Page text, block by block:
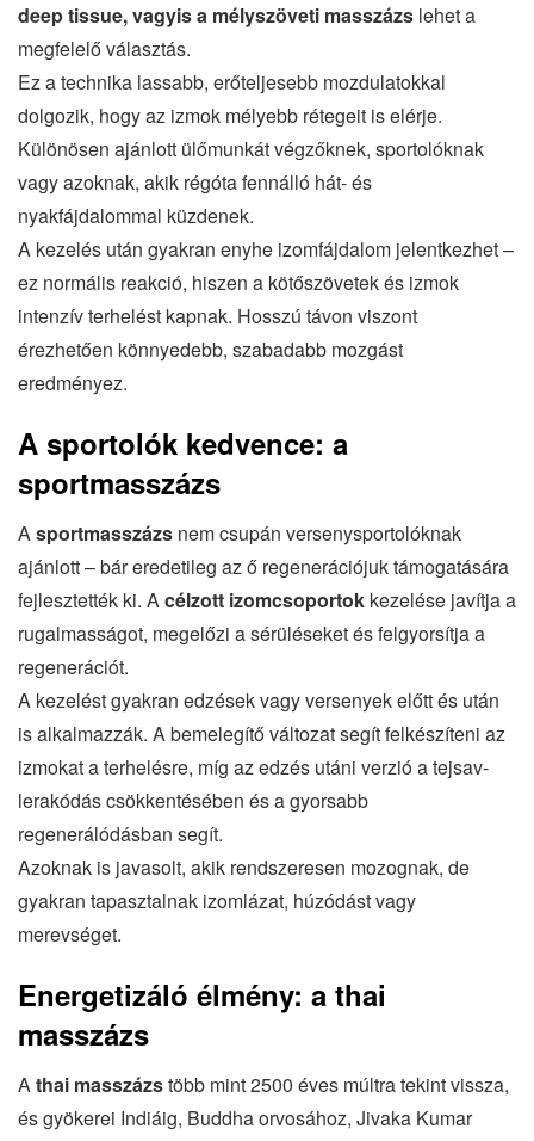
deep tissue, vagyis a mélyszöveti masszázs lehet a
megfelelő választás.
Ez a technika lassabb, erőteljesebb mozdulatokkal
dolgozik, hogy az izmok mélyebb rétegeit is elérje.
Különösen ajánlott ülőmunkát végzőknek, sportolóknak
vagy azoknak, akik régóta fennálló hát- és
nyakfájdalommal küzdenek.
A kezelés után gyakran enyhe izomfájdalom jelentkezhet –
ez normális reakció, hiszen a kötőszövetek és izmok
intenzív terhelést kapnak. Hosszú távon viszont
érezhetően könnyedebb, szabadabb mozgást
eredményez.
A sportolók kedvence: a
sportmasszázs
Asportmasszázs nem csupán versenysportolóknak
ajánlott – bár eredetileg az ő regenerációjuk támogatására
fejlesztették ki. Acélzott izomcsoportok kezelése javítja a
rugalmasságot, megelőzi a sérüléseket és felgyorsítja a
regenerációt.
A kezelést gyakran edzések vagy versenyek előtt és után
is alkalmazzák. A bemelegítő változat segít felkészíteni az
izmokat a terhelésre, míg az edzés utáni verzió a tejsav-
lerakódás csökkentésében és a gyorsabb
regenerálódásban segít.
Azoknak is javasolt, akik rendszeresen mozognak, de
gyakran tapasztalnak izomlázat, húzódást vagy
merevséget.
Energetizáló élmény: a thai
masszázs
Athai masszázstöbb mint 2500 éves múltra tekint vissza,
és gyökerei Indiáig, Buddha orvosához, Jivaka Kumar